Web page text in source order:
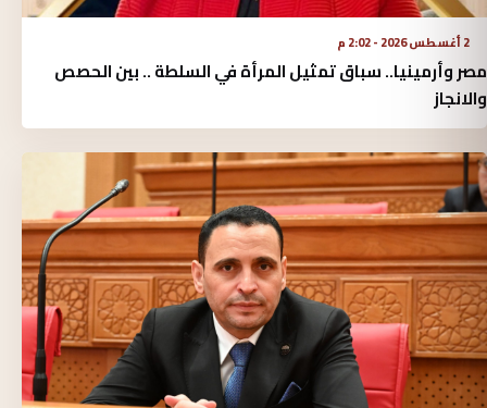
2 أغسطس 2026 - 2:02 م
مصر وأرمينيا.. سباق تمثيل المرأة في السلطة .. بين الحصص
والانجاز